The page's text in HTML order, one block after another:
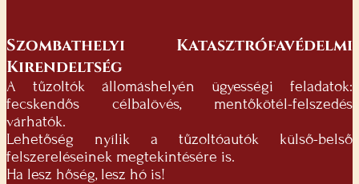
Szombathelyi Katasztrófavédelmi
Kirendeltség
A tűzoltók állomáshelyén ügyességi feladatok:
fecskendős célbalövés, mentőkötél-felszedés
várhatók.
Lehetőség nyílik a tűzoltóautók külső-belső
felszereléseinek megtekintésére is.
Ha lesz hőség, lesz hó is!